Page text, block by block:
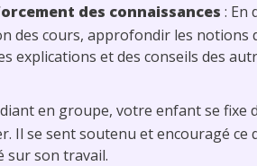
des connaissances : En
des cours, approfondir les notions
explications et des conseils des
en groupe, votre enfant se fixe
Il se sent soutenu et encouragé
sur son travail.